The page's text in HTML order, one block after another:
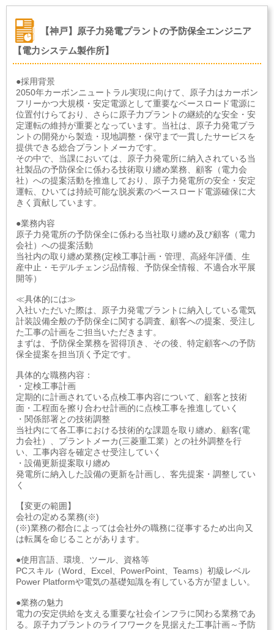
【神戸】原子力発電プラントの予防保全エンジニア
【電力システム製作所】
●採用背景
2050年カーボンニュートラル実現に向けて、原子力はカーボン
フリーかつ大規模・安定電源として重要なベースロード電源に
位置付けらており、さらに原子力プラントの継続的な安全・安
定運転の維持が重要となっています。当社は、原子力発電プラ
ントの開発から製造・現地調整・保守まで一貫したサービスを
提供できる総合プラントメーカです。
その中で、当課においては、原子力発電所に納入されている当
社製品の予防保全に係わる技術取り纏め業務、顧客（電力会
社）への提案活動を推進しており、原子力発電所の安全・安定
運転、ひいては持続可能な脱炭素のベースロード電源確保に大
きく貢献しています。
●業務内容
原子力発電所の予防保全に係わる当社取り纏め及び顧客（電力
会社）への提案活動
当社内の取り纏め業務(定検工事計画・管理、高経年評価、生
産中止・モデルチェンジ品情報、予防保全情報、不適合水平展
開等）
≪具体的には≫
入社いただいた際は、原子力発電プラントに納入している電気
計装設備全般の予防保全に関する調査、顧客への提案、受注し
た工事の計画をご担当いただきます。
まずは、予防保全業務を習得頂き、その後、特定顧客への予防
保全提案を担当頂く予定です。
具体的な職務内容：
・定検工事計画
定期的に計画されている点検工事内容について、顧客と技術
面・工程面を擦り合わせ計画的に点検工事を推進していく
・関係部署との技術調整
当社内にて各工事における技術的な課題を取り纏め、顧客(電
力会社）、プラントメーカ(三菱重工業）との社外調整を行
い、工事内容を確定させ受注していく
・設備更新提案取り纏め
発電所に納入した設備の更新を計画し、客先提案・調整してい
く
【変更の範囲】
会社の定める業務(※)
(※)業務の都合によっては会社外の職務に従事するため出向又
は転属を命じることがあります。
●使用言語、環境、ツール、資格等
PCスキル（Word、Excel、PowerPoint、Teams）初級レベル
Power Platformや電気の基礎知識を有している方が望ましい。
●業務の魅力
電力の安定供給を支える重要な社会インフラに関わる業務であ
る。原子力プラントのライフワークを見据えた工事計画～予防